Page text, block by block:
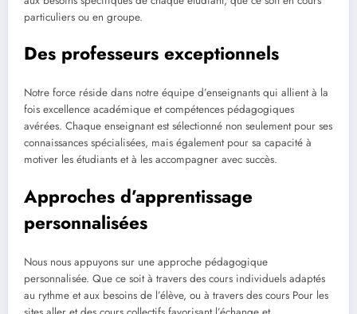
particuliers ou en groupe.
Des professeurs exceptionnels
Notre force réside dans notre équipe d’enseignants qui allient à la
fois excellence académique et compétences pédagogiques
avérées. Chaque enseignant est sélectionné non seulement pour ses
connaissances spécialisées, mais également pour sa capacité à
motiver les étudiants et à les accompagner avec succès.
Approches d’apprentissage
personnalisées
Nous nous appuyons sur une approche pédagogique
personnalisée. Que ce soit à travers des cours individuels adaptés
au rythme et aux besoins de l’élève, ou à travers des cours Pour les